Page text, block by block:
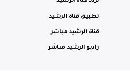
تطبيق قناة الرشيد
قناة الرشيد مباشر
راديو الرشيد مباشر